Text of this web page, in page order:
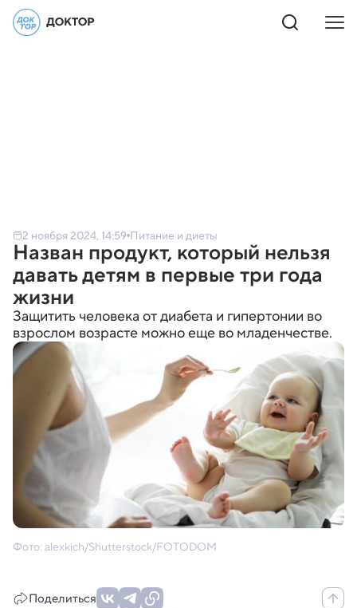
2 ноября 2024, 14:59 Питание и диеты
Назван продукт, который нельзя
давать детям в первые три года
жизни
Защитить человека от диабета и гипертонии во
взрослом возрасте можно еще во младенчестве.
Фото: alexkich/Shutterstock/FOTODOM
Поделиться